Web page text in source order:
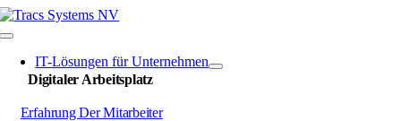
Zum
Inhalt
Navigation
umschalten
IT-Lösungen für Unternehmen
Digitaler Arbeitsplatz
Erfahrung Der Mitarbeiter